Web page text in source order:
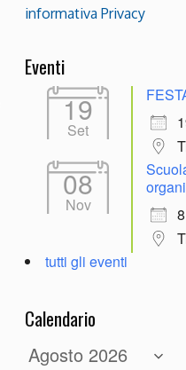
informativa Privacy
Eventi
19
Set
08
Nov
tutti gli eventi
Calendario